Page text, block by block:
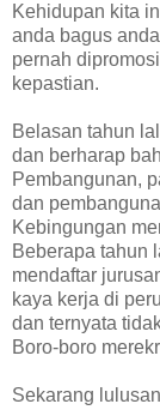
Kehidupan kita
anda bagus
pernah
kepastian.
Belasan tahun
dan berharap
Pembangunan,
dan
Kebingungan
Beberapa tahun
mendaftar
kaya kerja di
dan ternyata
Boro-boro
Sekarang